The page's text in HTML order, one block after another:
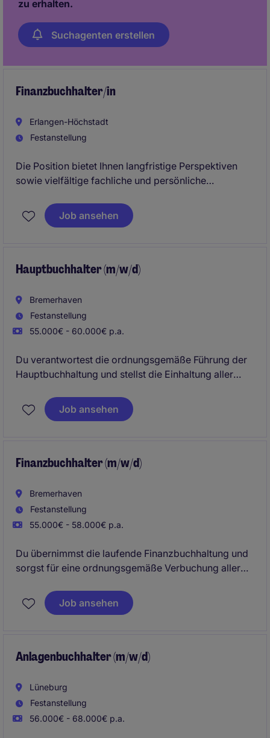
zu erhalten.
Suchagenten erstellen
Finanzbuchhalter/in
Erlangen-Höchstadt
Festanstellung
Die Position bietet Ihnen langfristige Perspektiven
sowie vielfältige fachliche und persönliche
und internationales Arbeitsumfeld können Sie Ihre
Kompetenzen kontinuierlich ausbauen und
Job ansehen
Hauptbuchhalter (m/w/d)
Bremerhaven
Festanstellung
55.000€ - 60.000€ p.a.
Du verantwortest die ordnungsgemäße Führung der
Hauptbuchhaltung und stellst die Einhaltung aller
Rechnungslegungsvorgaben sicher. Dabei arbeitest
Du eng mit internen Fachbereichen zusammen und
Job ansehen
Finanzbuchhalter (m/w/d)
Bremerhaven
Festanstellung
55.000€ - 58.000€ p.a.
Du übernimmst die laufende Finanzbuchhaltung und
sorgst für eine ordnungsgemäße Verbuchung aller
internen Fachbereichen zusammen und unterstützt
bei Monats- und Jahresabschlüssen.
Job ansehen
Anlagenbuchhalter (m/w/d)
Lüneburg
Festanstellung
56.000€ - 68.000€ p.a.